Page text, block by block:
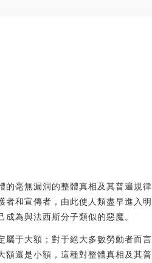
毫無漏洞的整體真相及其普遍規
者和宣傳者，由此使人類盡早進
為與法西斯分子類似的惡魔。
于大額；對于絕大多數勞動者而
還是小額，這種對整體真相及其